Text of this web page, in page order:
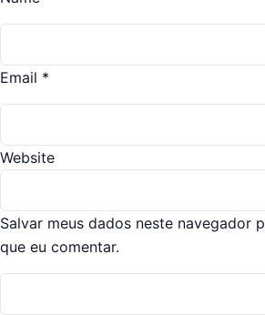
Email *
Website
Salvar meus dados neste navegador
que eu comentar.